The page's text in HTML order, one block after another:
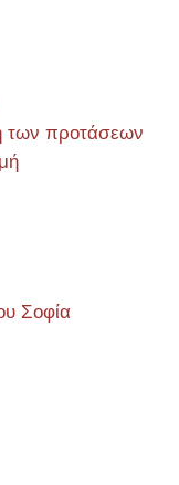
των προτάσεων
Σοφία